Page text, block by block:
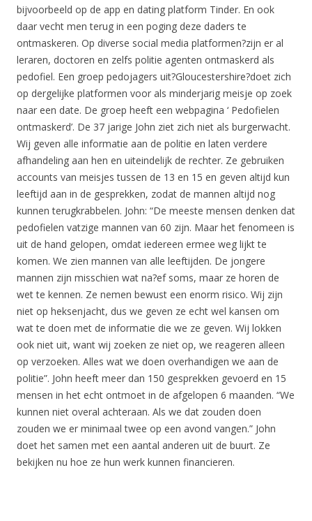
bijvoorbeeld op de app en dating platform Tinder. En ook
daar vecht men terug in een poging deze daders te
ontmaskeren. Op diverse social media platformen?zijn er al
leraren, doctoren en zelfs politie agenten ontmaskerd als
pedofiel. Een groep pedojagers uit?Gloucestershire?doet zich
op dergelijke platformen voor als minderjarig meisje op zoek
naar een date. De groep heeft een webpagina ‘ Pedofielen
ontmaskerd’. De 37 jarige John ziet zich niet als burgerwacht.
Wij geven alle informatie aan de politie en laten verdere
afhandeling aan hen en uiteindelijk de rechter. Ze gebruiken
accounts van meisjes tussen de 13 en 15 en geven altijd kun
leeftijd aan in de gesprekken, zodat de mannen altijd nog
kunnen terugkrabbelen. John: “De meeste mensen denken dat
pedofielen vatzige mannen van 60 zijn. Maar het fenomeen is
uit de hand gelopen, omdat iedereen ermee weg lijkt te
komen. We zien mannen van alle leeftijden. De jongere
mannen zijn misschien wat na?ef soms, maar ze horen de
wet te kennen. Ze nemen bewust een enorm risico. Wij zijn
niet op heksenjacht, dus we geven ze echt wel kansen om
wat te doen met de informatie die we ze geven. Wij lokken
ook niet uit, want wij zoeken ze niet op, we reageren alleen
op verzoeken. Alles wat we doen overhandigen we aan de
politie”. John heeft meer dan 150 gesprekken gevoerd en 15
mensen in het echt ontmoet in de afgelopen 6 maanden. “We
kunnen niet overal achteraan. Als we dat zouden doen
zouden we er minimaal twee op een avond vangen.” John
doet het samen met een aantal anderen uit de buurt. Ze
bekijken nu hoe ze hun werk kunnen financieren.